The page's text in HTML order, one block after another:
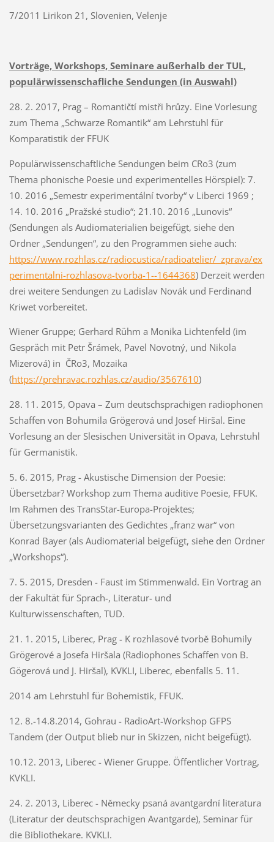
7/2011 Lirikon 21, Slovenien, Velenje
Vorträge, Workshops, Seminare außerhalb der TUL,
populärwissenschafliche Sendungen (in Auswahl)
28. 2. 2017, Prag – Romantičtí mistři hrůzy. Eine Vorlesung
zum Thema „Schwarze Romantik“ am Lehrstuhl für
Komparatistik der FFUK
Populärwissenschaftliche Sendungen beim CRo3 (zum
Thema phonische Poesie und experimentelles Hörspiel): 7.
10. 2016 „Semestr experimentální tvorby“ v Liberci 1969 ;
14. 10. 2016 „Pražské studio“; 21.10. 2016 „Lunovis“
(Sendungen als Audiomaterialien beigefügt, siehe den
Ordner „Sendungen“, zu den Programmen siehe auch:
https://www.rozhlas.cz/radiocustica/radioatelier/_zprava/ex
perimentalni-rozhlasova-tvorba-1--1644368) Derzeit werden
drei weitere Sendungen zu Ladislav Novák und Ferdinand
Kriwet vorbereitet.
Wiener Gruppe; Gerhard Rühm a Monika Lichtenfeld (im
Gespräch mit Petr Šrámek, Pavel Novotný, und Nikola
Mizerová) in ČRo3, Mozaika
(https://prehravac.rozhlas.cz/audio/3567610)
28. 11. 2015, Opava – Zum deutschsprachigen radiophonen
Schaffen von Bohumila Grögerová und Josef Hiršal. Eine
Vorlesung an der Slesischen Universität in Opava, Lehrstuhl
für Germanistik.
5. 6. 2015, Prag - Akustische Dimension der Poesie:
Übersetzbar? Workshop zum Thema auditive Poesie, FFUK.
Im Rahmen des TransStar-Europa-Projektes;
Übersetzungsvarianten des Gedichtes „franz war“ von
Konrad Bayer (als Audiomaterial beigefügt, siehe den Ordner
„Workshops“).
7. 5. 2015, Dresden - Faust im Stimmenwald. Ein Vortrag an
der Fakultät für Sprach-, Literatur- und
Kulturwissenschaften, TUD.
21. 1. 2015, Liberec, Prag - K rozhlasové tvorbě Bohumily
Grögerové a Josefa Hiršala (Radiophones Schaffen von B.
Gögerová und J. Hiršal), KVKLI, Liberec, ebenfalls 5. 11.
2014 am Lehrstuhl für Bohemistik, FFUK.
12. 8.-14.8.2014, Gohrau - RadioArt-Workshop GFPS
Tandem (der Output blieb nur in Skizzen, nicht beigefügt).
10.12. 2013, Liberec - Wiener Gruppe. Öffentlicher Vortrag,
KVKLI.
24. 2. 2013, Liberec - Německy psaná avantgardní literatura
(Literatur der deutschsprachigen Avantgarde), Seminar für
die Bibliothekare. KVKLI.